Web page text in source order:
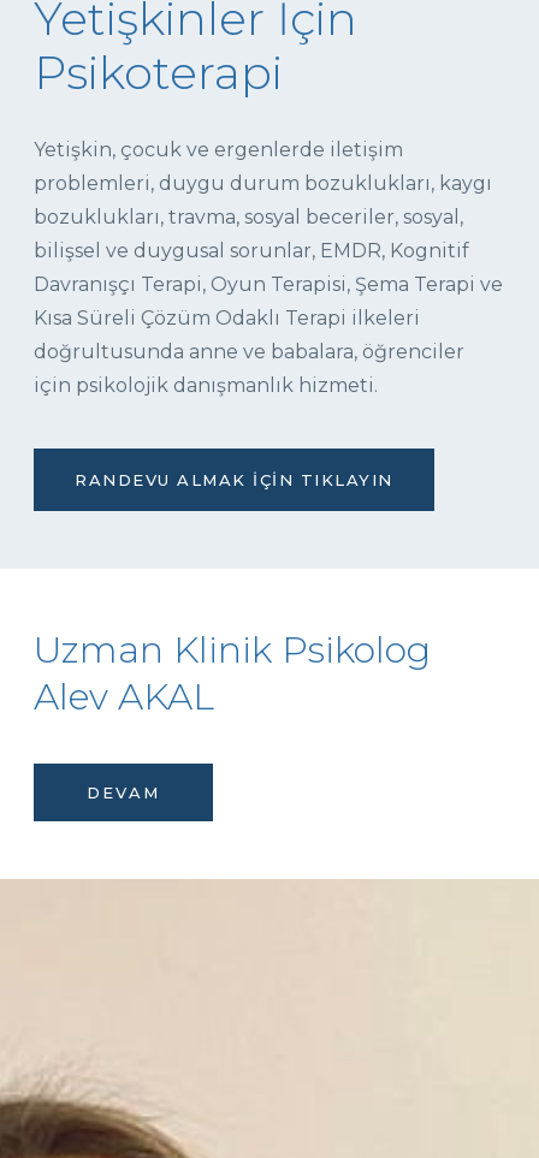
Yetişkinler İçin
Psikoterapi
Yetişkin, çocuk ve ergenlerde iletişim
problemleri, duygu durum bozuklukları, kaygı
bozuklukları, travma, sosyal beceriler, sosyal,
bilişsel ve duygusal sorunlar, EMDR, Kognitif
Davranışçı Terapi, Oyun Terapisi, Şema Terapi ve
Kısa Süreli Çözüm Odaklı Terapi ilkeleri
doğrultusunda anne ve babalara, öğrenciler
için psikolojik danışmanlık hizmeti.
RANDEVU ALMAK İÇIN TIKLAYIN
Uzman Klinik Psikolog
Alev AKAL
DEVAM